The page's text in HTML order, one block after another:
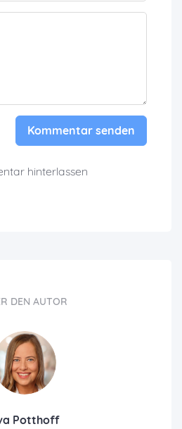
Kommentar senden
hinterlassen
DEN AUTOR
Potthoff